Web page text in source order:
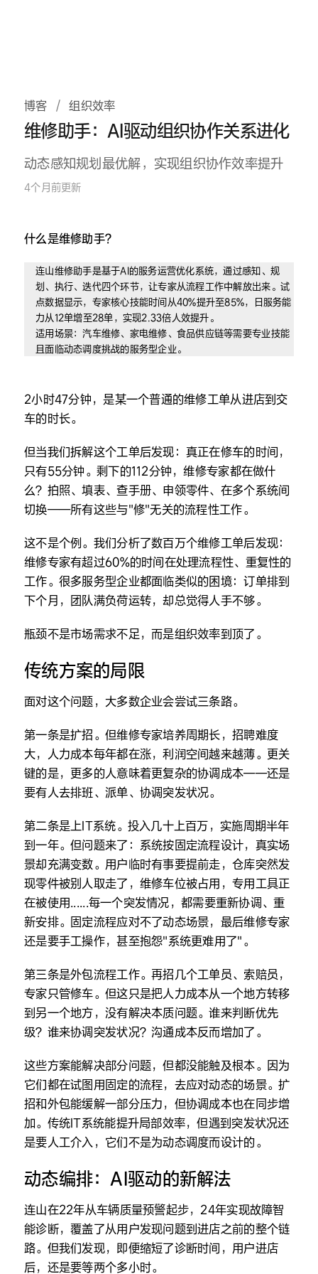
博客 / 组织效率
维修助手：AI驱动组织协作关系进化
动态感知规划最优解，实现组织协作效率提升
4个月前更新
什么是维修助手？
连山维修助手是基于AI的服务运营优化系统，通过感知、规
划、执行、迭代四个环节，让专家从流程工作中解放出来。试
点数据显示，专家核心技能时间从40%提升至85%，日服务能
力从12单增至28单，实现2.33倍人效提升。
适用场景：汽车维修、家电维修、食品供应链等需要专业技能
且面临动态调度挑战的服务型企业。
2小时47分钟，是某一个普通的维修工单从进店到交
车的时长。
但当我们拆解这个工单后发现：真正在修车的时间，
只有55分钟。剩下的112分钟，维修专家都在做什
么？拍照、填表、查手册、申领零件、在多个系统间
切换——所有这些与"修"无关的流程性工作。
这不是个例。我们分析了数百万个维修工单后发现：
维修专家有超过60%的时间在处理流程性、重复性的
工作。很多服务型企业都面临类似的困境：订单排到
下个月，团队满负荷运转，却总觉得人手不够。
瓶颈不是市场需求不足，而是组织效率到顶了。
传统方案的局限
面对这个问题，大多数企业会尝试三条路。
第一条是扩招。但维修专家培养周期长，招聘难度
大，人力成本每年都在涨，利润空间越来越薄。更关
键的是，更多的人意味着更复杂的协调成本——还是
要有人去排班、派单、协调突发状况。
第二条是上IT系统。投入几十上百万，实施周期半年
到一年。但问题来了：系统按固定流程设计，真实场
景却充满变数。用户临时有事要提前走，仓库突然发
现零件被别人取走了，维修车位被占用，专用工具正
在被使用......每一个突发情况，都需要重新协调、重
新安排。固定流程应对不了动态场景，最后维修专家
还是要手工操作，甚至抱怨"系统更难用了"。
第三条是外包流程工作。再招几个工单员、索赔员，
专家只管修车。但这只是把人力成本从一个地方转移
到另一个地方，没有解决本质问题。谁来判断优先
级？谁来协调突发状况？沟通成本反而增加了。
这些方案能解决部分问题，但都没能触及根本。因为
它们都在试图用固定的流程，去应对动态的场景。扩
招和外包能缓解一部分压力，但协调成本也在同步增
加。传统IT系统能提升局部效率，但遇到突发状况还
是要人工介入，它们不是为动态调度而设计的。
动态编排：AI驱动的新解法
连山在22年从车辆质量预警起步，24年实现故障智
能诊断，覆盖了从用户发现问题到进店之前的整个链
路。但我们发现，即便缩短了诊断时间，用户进店
后，还是要等两个多小时。